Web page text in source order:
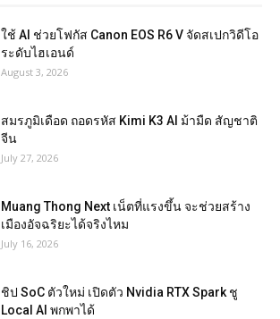
ใช้ AI ช่วยโฟกัส Canon EOS R6 V จัดสเปกวิดีโอ
ระดับไฮเอนด์
August 3, 2026
สมรภูมิเดือด ถอดรหัส Kimi K3 AI ม้ามืด สัญชาติ
จีน
July 27, 2026
Muang Thong Next เน็ตที่แรงขึ้น จะช่วยสร้าง
เมืองอัจฉริยะได้จริงไหม
July 16, 2026
ชิป SoC ตัวใหม่ เปิดตัว Nvidia RTX Spark ชู
Local AI พกพาได้